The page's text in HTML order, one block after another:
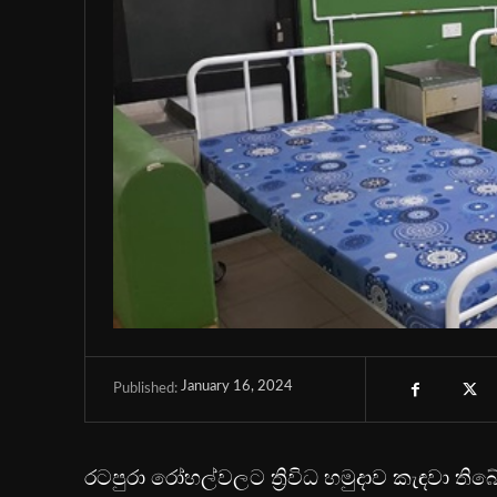
Published: January 16, 2024
රටපුරා රෝහල්වලට ත්‍රිවිධ හමුදාව කැඳවා